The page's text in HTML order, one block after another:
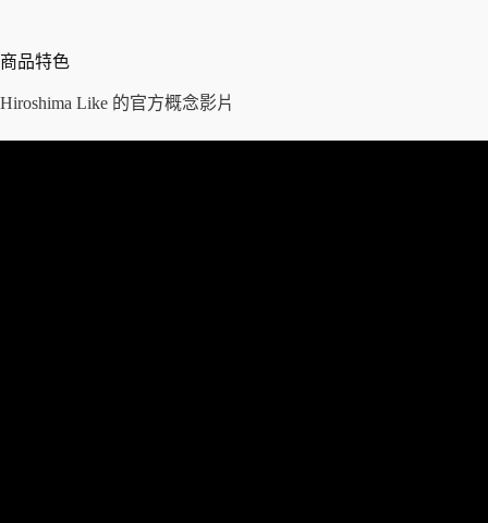
i
e
商品特色
Hiroshima Like 的官方概念影片